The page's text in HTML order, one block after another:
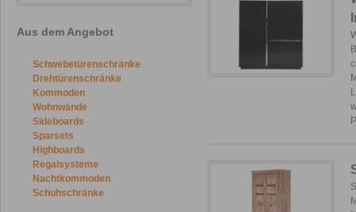
Aus dem Angebot
Schwebetürenschränke
Drehtürenschränke
Kommoden
Wohnwände
Sideboards
Sparsets
Highboards
Regalsysteme
Nachtkommoden
Schuhschränke